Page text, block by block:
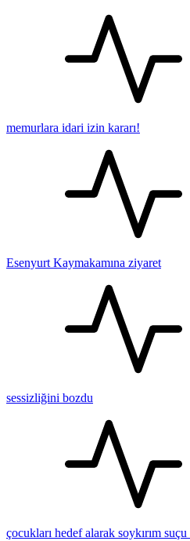
memurlara idari izin kararı!
Esenyurt Kaymakamına ziyaret
sessizliğini bozdu
çocukları hedef alarak soykırım